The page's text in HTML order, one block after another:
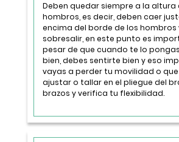
Deben quedar siempre a la altura
hombros, es decir, deben caer
encima del borde de los hombros
sobresalir, en este punto es
pesar de que cuando te lo
bien, debes sentirte bien y eso
vayas a perder tu movilidad o
ajustar o tallar en el pliegue del
brazos y verifica tu flexibilidad.